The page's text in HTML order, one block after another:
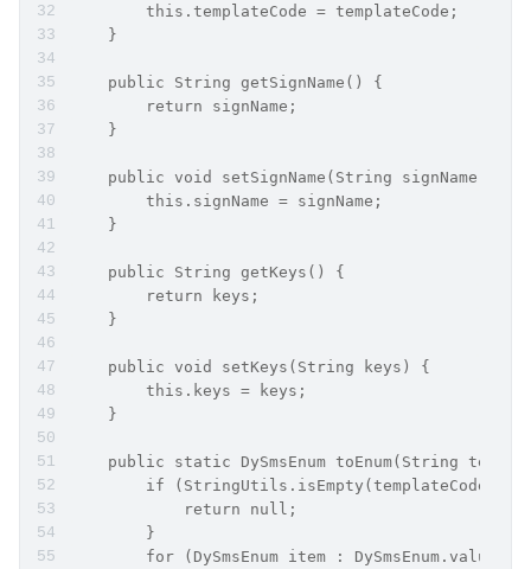
        this.templateCode = templateCode;
    }
    public String getSignName() {
        return signName;
    }
    public void setSignName(String signName) {
        this.signName = signName;
    }
    public String getKeys() {
        return keys;
    }
    public void setKeys(String keys) {
        this.keys = keys;
    }
public static DySmsEnum toEnum(String
        if (StringUtils.isEmpty(templateCode)) {
            return null;
        }
for (DySmsEnum item :